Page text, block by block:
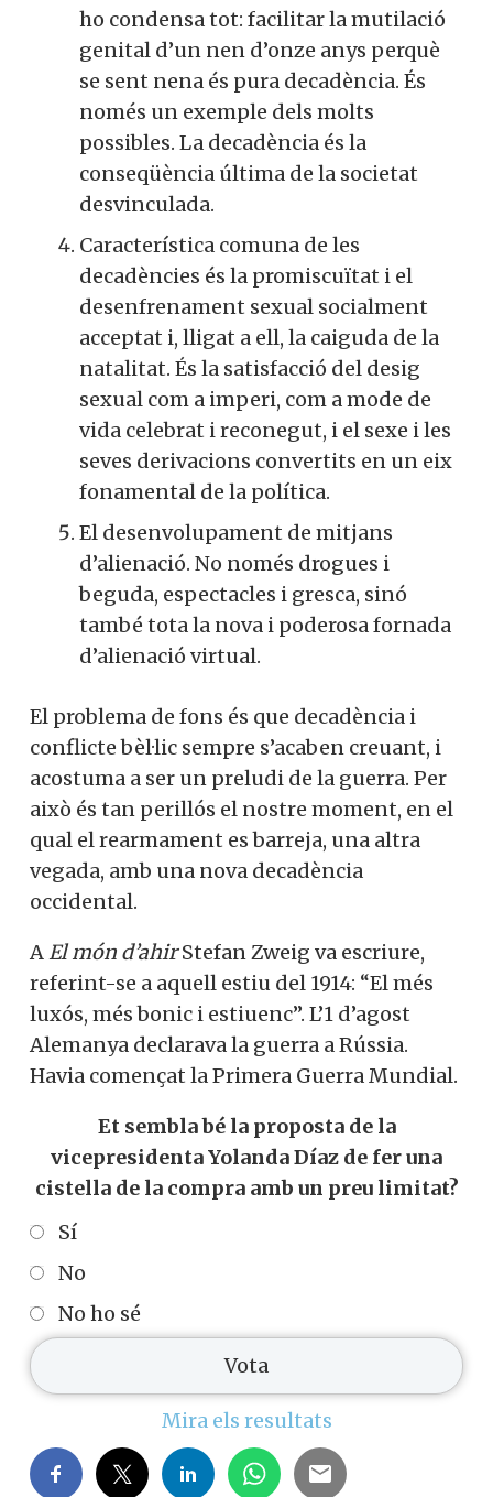
ho condensa tot: facilitar la mutilació
genital d’un nen d’onze anys perquè
se sent nena és pura de­cadència. És
només un exemple dels molts
possibles. La decadència és la
conseqüència última de la societat
desvinculada.
Característica comuna de les
decadències és la pro­miscuïtat i el
desenfrenament sexual socialment
acceptat i, lligat a ell, la caiguda de la
natalitat. És la satisfacció del desig
sexual com a imperi, com a mode de
vida celebrat i reconegut, i el sexe i les
seves derivacions convertits en un eix
fonamental de la política.
El desenvolupament de mitjans
d’alienació. No només drogues i
beguda, espectacles i gresca, sinó
també tota la nova i poderosa fornada
d’alienació virtual.
El problema de fons és que decadència i
conflicte bèl·lic sempre s’a­caben creuant, i
acostuma a ser un preludi de la guerra. Per
això és tan perillós el nostre moment, en el
qual el rearmament es barreja, una altra
vegada, amb una nova decadència
occidental.
AEl món d’ahirStefan Zweig va escriure,
referint-se a aquell estiu del 1914: “El més
luxós, més bonic i estiuenc”. L’1 d’agost
Alemanya declarava la guerra a Rússia.
Havia començat la Primera Guerra Mundial.
Et sembla bé la proposta de la
vicepresidenta Yolanda Díaz de fer una
cistella de la compra amb un preu limitat?
Sí
No
No ho sé
Mira els resultats